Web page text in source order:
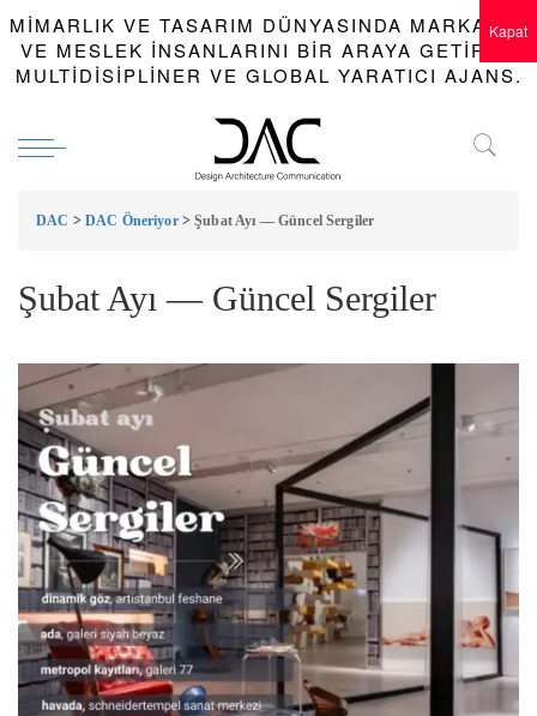
MIMARLIK VE TASARIM DÜNYASINDA MARKALAR
VE MESLEK INSANLARINI BIR ARAYA GETIREN
MULTIDISIPLINER VE GLOBAL YARATICI AJANS.
DAC > DAC Öneriyor>Şubat Ayı — Güncel Sergiler
Şubat Ayı — Güncel Sergiler
Kapat